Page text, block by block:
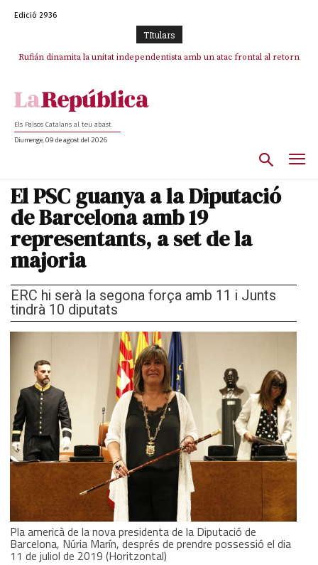
Edició 2936
TItulars
Rufián dinamita la unitat independentista amb un atac frontal al retorn
Puigdemont reivindica la transparència del seu retorn i manté el pols
Els Països Catalans al teu abast
Diumenge, 09 de agost del 2026
El PSC guanya a la Diputació
de Barcelona amb 19
representants, a set de la
majoria
ERC hi serà la segona força amb 11 i Junts
tindrà 10 diputats
Pla americà de la nova presidenta de la Diputació de
Barcelona, Núria Marín, després de prendre possessió el dia
11 de juliol de 2019 (Horitzontal)